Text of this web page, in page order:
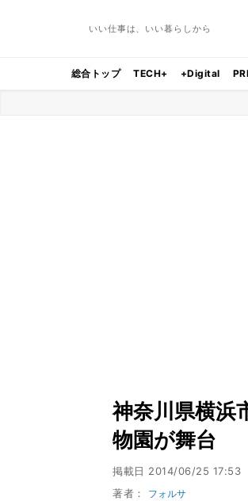
いい仕事は、いい暮らしから
総合トップ TECH+ +Digital
神奈川県横浜
物園が舞台
掲載日 2014/06/25 17:53
著者： フォルサ